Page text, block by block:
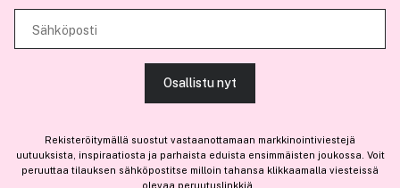
käytät sivustoamme. Kumppanimme voivat yhdistää näitä tietoja muihin
Jos haluat henkilökohtaista neuvoa ammattitason hiustuotteista,
Sähköposti
Osallistu nyt
Rekisteröitymällä suostut vastaanottamaan markkinointiviestejä
uutuuksista, inspiraatiosta ja parhaista eduista ensimmäisten joukossa. Voit
peruuttaa tilauksen sähköpostitse milloin tahansa klikkaamalla viesteissä
olevaa peruutuslinkkiä.